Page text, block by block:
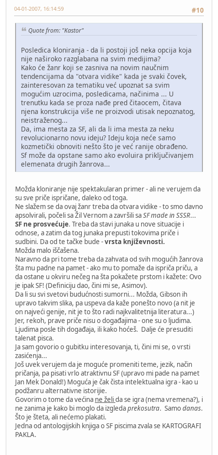
#10
04-01-2007, 16:14:59
Quote from: "Kastor"
Posledica kloniranja - da li postoji još neka opcija koja
nije naširoko razglabana na svim medijima?
Kako će žanr koji se zasniva na novim naučnim
tendencijama da "otvara vidike" kada je svaki čovek,
zainteresovan za tematiku već upoznat sa svim
mogućim uzrocima, posledicama, načinima ... U
trenutku kada se proza nađe pred čitaocem, čitava
njena konstrukcija više ne proizvodi utisak nepoznatog,
neistraženog...
Da, ima mesta za SF, ali da li ima mesta za neku
revolucionarno novu ideju? Ideju koja neće samo
kozmetički obnoviti nešto što je već ranije obrađeno.
Sf može da opstane samo ako evoluira priključivanjem
elemenata drugih žanrova...
Možda kloniranje nije spektakularan primer - ali ne verujem da
su sve priče ispričane, daleko od toga.
Ne slažem se da ovaj žanr treba da otvara vidike - to smo davno
apsolvirali, počeli sa Žil Vernom a završili saSF made in SSSR...
SF ne prosvećuje. Treba da stavi junaka u nove situacije i
odnose, a zatim da tog junaka prepusti tokovima priče i
sudbini. Da od te tačke bude -vrsta književnosti.
Možda malo iščašena.
Naravno da pri tome treba da zahvata od svih mogućih žanrova
šta mu padne na pamet - ako mu to pomaže da ispriča priču, a
da ostane u okviru nečeg na šta pokažete prstom i kažete: Ovo
je ipak SF! (Definiciju dao, čini mi se, Asimov).
Da li su svi svetovi budućnosti sumorni... Možda, Gibson ih
upravo takvim slika, pa uspeva da kaže ponešto novo (a nit je
on najveći genije, nit je to što radi najkvalitetnija literatura...)
Jer, rekoh, prave priče nisu o događajima - one su o ljudima.
Ljudima posle tih događaja, ili kako hoćeš. Dalje će presuditi
talenat pisca.
Ja sam govorio o gubitku interesovanja, ti, čini mi se, o vrsti
zasićenja...
Još uvek verujem da je moguće promeniti teme, jezik, način
pričanja, pa pisati vrlo atraktivnu SF (upravo mi pade na pamet
Jan Mek Donald!) Moguća je čak čista intelektualna igra - kao u
podžanru alternativne istorijie.
Govorim o tome da većina ne želida se igra (nema vremena?), i
ne zanima je kako bi moglo da izgledaprekosutra. Samodanas.
Što je šteta, ali nećemo plakati.
Jedna od antologijskih knjiga o SF piscima zvala se KARTOGRAFI
PAKLA.